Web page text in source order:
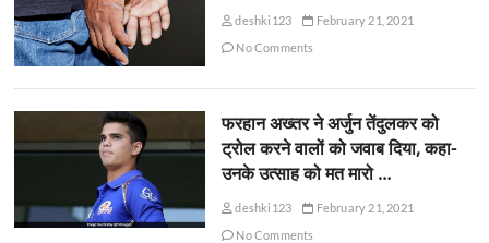
deshki123
February 21, 2021
No Comments
फरहान अख्तर ने अर्जुन तेंदुलकर को
ट्रोल करने वालों को जवाब दिया, कहा-
उनके उत्साह को मत मारो …
deshki123
February 21, 2021
No Comments